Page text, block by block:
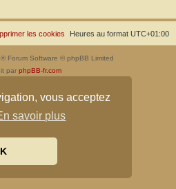
vous acceptez
savoir plus
Heures au format UTC+01:00
les cookies
® Forum Software © phpBB Limited
par phpBB-fr.com